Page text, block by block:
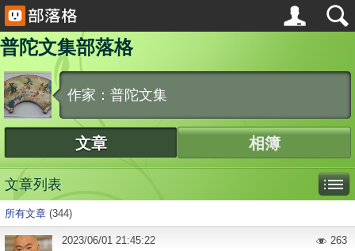
普陀文集部落格
作家：普陀文集
文章 相簿
文章列表
所有文章 (344)
2023/06/01 21:45:22 263